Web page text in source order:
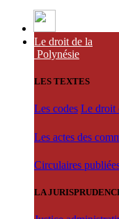
Le droit de la
Polynésie
LES TEXTES
Les codes Le droit
Les actes des
Circulaires
LA